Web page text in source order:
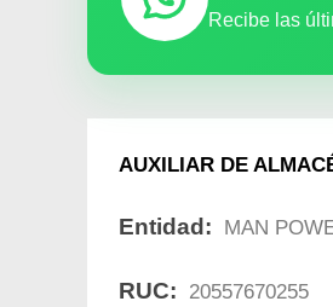
Recibe las
AUXILIAR DE
Entidad: MAN
RUC: 20557670255